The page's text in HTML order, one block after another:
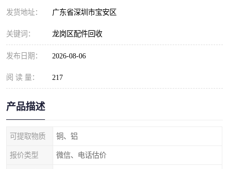
发货地址： 广东省深圳市宝安区
关键词： 龙岗区配件回收
发布日期： 2026-08-06
阅 读 量： 217
产品描述
可提取物质 铜、铝
报价类型 微信、电话估价